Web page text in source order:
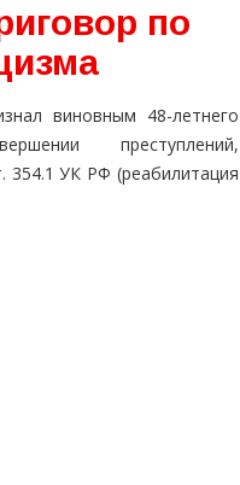
по
виновным 48-летнего
преступлений,
354.1 УК РФ (реабилитация